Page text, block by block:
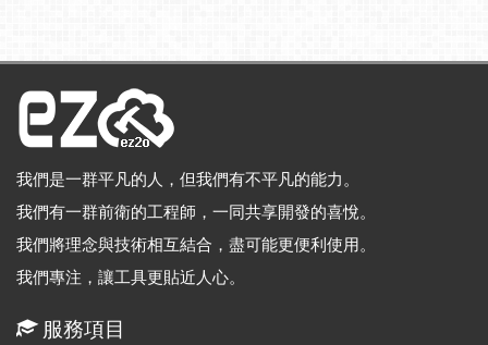
我們是一群平凡的人，但我們有不平凡的能力。
我們有一群前衛的工程師，一同共享開發的喜悅。
我們將理念與技術相互結合，盡可能更便利使用。
我們專注，讓工具更貼近人心。
服務項目